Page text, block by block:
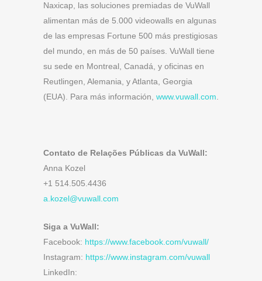
Naxicap, las soluciones premiadas de VuWall
alimentan más de 5.000 videowalls en algunas
de las empresas Fortune 500 más prestigiosas
del mundo, en más de 50 países. VuWall tiene
su sede en Montreal, Canadá, y oficinas en
Reutlingen, Alemania, y Atlanta, Georgia
(EUA). Para más información, www.vuwall.com
Contato de Relações Públicas da VuWall:
Anna Kozel
+1 514.505.4436
a.kozel@vuwall.com
Siga a VuWall:
Facebook: https://www.facebook.com/vuwall/
Instagram: https://www.instagram.com/vuwall
LinkedIn: